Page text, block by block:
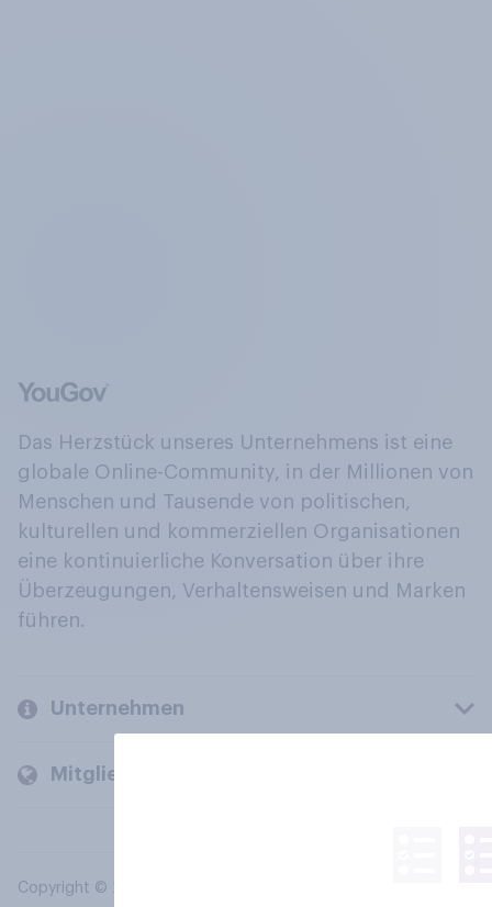
Das Herzstück unseres Unternehmens ist eine
globale Online-Community, in der Millionen von
Menschen und Tausende von politischen,
kulturellen und kommerziellen Organisationen
eine kontinuierliche Konversation über ihre
Überzeugungen, Verhaltensweisen und Marken
führen.
Unternehmen
Mitglieder und Kunden
Copyright © 2026 YouGov PLC. Alle Rechte vorbehalten.